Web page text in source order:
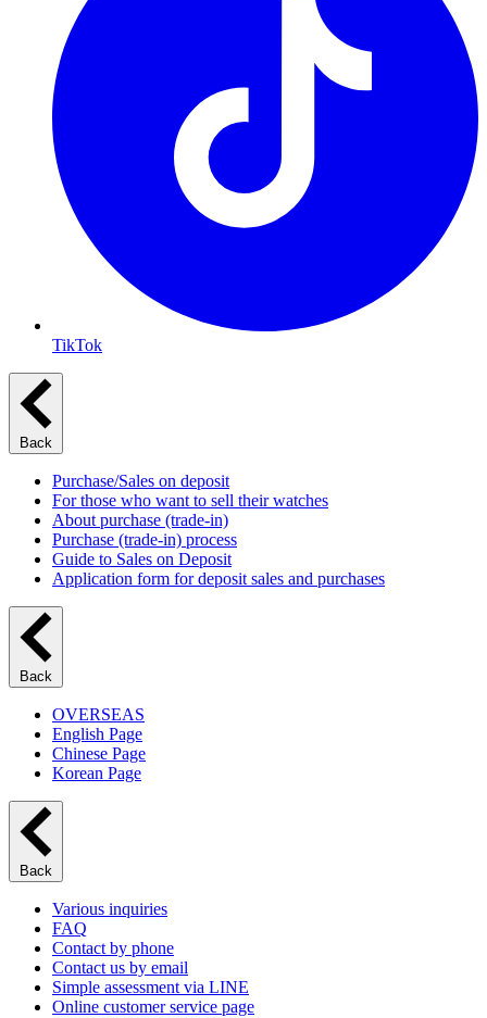
TikTok
Back
Purchase/Sales on deposit
For those who want to sell their watches
About purchase (trade-in)
Purchase (trade-in) process
Guide to Sales on Deposit
Application form for deposit sales and purchases
Back
OVERSEAS
English Page
Chinese Page
Korean Page
Back
Various inquiries
FAQ
Contact by phone
Contact us by email
Simple assessment via LINE
Online customer service page